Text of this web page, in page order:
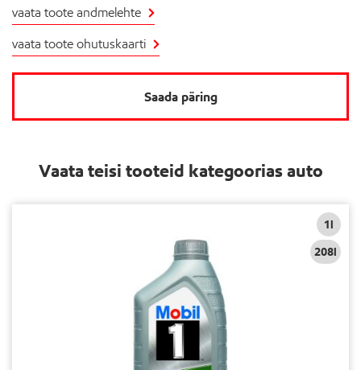
vaata toote andmelehte
vaata toote ohutuskaarti
Saada päring
Vaata teisi tooteid kategoorias auto
1l
208l